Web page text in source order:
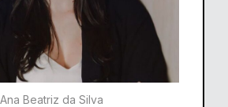
Ana Beatriz da Silva